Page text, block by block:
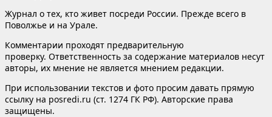
Журнал о тех, кто живет посреди России. Прежде всего в
Поволжье и на Урале.
Комментарии проходят предварительную
проверку. Ответственность за содержание материалов несут
авторы, их мнение не является мнением редакции.
При использовании текстов и фото просим давать прямую
ссылку на posredi.ru (ст. 1274 ГК РФ). Авторские права
защищены.